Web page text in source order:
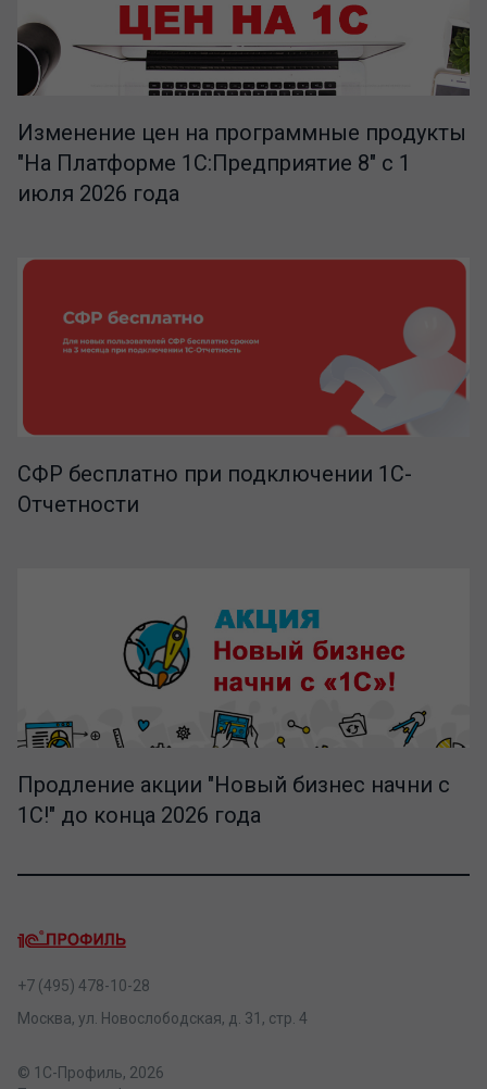
Изменение цен на программные продукты
"На Платформе 1С:Предприятие 8" с 1
июля 2026 года
СФР бесплатно при подключении 1С-
Отчетности
Продление акции "Новый бизнес начни с
1С!" до конца 2026 года
+7 (495) 478-10-28
Москва, ул. Новослободская, д. 31, стр. 4
© 1С-Профиль, 2026